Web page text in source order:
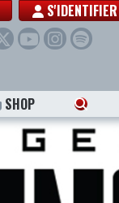
S'IDENTIFIER
SHOP